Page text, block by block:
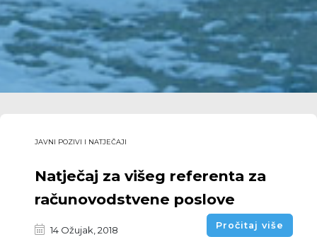
JAVNI POZIVI I NATJEČAJI
Natječaj za višeg referenta za
računovodstvene poslove
14 Ožujak, 2018 Pročitaj više